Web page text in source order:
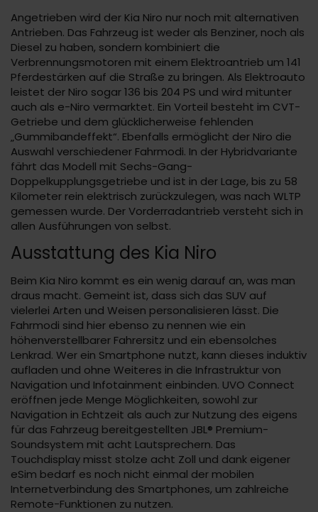
Angetrieben wird der Kia Niro nur noch mit alternativen
Antrieben. Das Fahrzeug ist weder als Benziner, noch als
Diesel zu haben, sondern kombiniert die
Verbrennungsmotoren mit einem Elektroantrieb um 141
Pferdestärken auf die Straße zu bringen. Als Elektroauto
leistet der Niro sogar 136 bis 204 PS und wird mitunter
auch als e-Niro vermarktet. Ein Vorteil besteht im CVT-
Getriebe und dem glücklicherweise fehlenden
„Gummibandeffekt“. Ebenfalls ermöglicht der Niro die
Auswahl verschiedener Fahrmodi. In der Hybridvariante
fährt das Modell mit Sechs-Gang-
Doppelkupplungsgetriebe und ist in der Lage, bis zu 58
Kilometer rein elektrisch zurückzulegen, was nach WLTP
gemessen wurde. Der Vorderradantrieb versteht sich in
allen Ausführungen von selbst.
Ausstattung des Kia Niro
Beim Kia Niro kommt es ein wenig darauf an, was man
draus macht. Gemeint ist, dass sich das SUV auf
vielerlei Arten und Weisen personalisieren lässt. Die
Fahrmodi sind hier ebenso zu nennen wie ein
höhenverstellbarer Fahrersitz und ein ebensolches
Lenkrad. Wer ein Smartphone nutzt, kann dieses induktiv
aufladen und ohne Weiteres in die Infrastruktur von
Navigation und Infotainment einbinden. UVO Connect
eröffnen jede Menge Möglichkeiten, sowohl zur
Navigation in Echtzeit als auch zur Nutzung des eigens
für das Fahrzeug bereitgestellten JBL® Premium-
Soundsystem mit acht Lautsprechern. Das
Touchdisplay misst stolze acht Zoll und dank eigener
eSim bedarf es noch nicht einmal der mobilen
Internetverbindung des Smartphones, um zahlreiche
Remote-Funktionen zu nutzen.